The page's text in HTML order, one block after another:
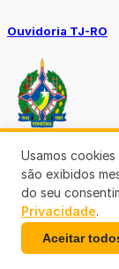
Ouvidoria TJ-RO
Ouvidoria GERO
Usamos
são exibidos
do seu
Privacidade.
Aceitar